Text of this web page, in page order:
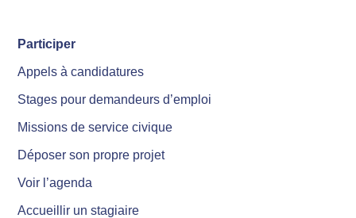
Participer
Appels à candidatures
Stages pour demandeurs d’emploi
Missions de service civique
Déposer son propre projet
Voir l’agenda
Accueillir un stagiaire